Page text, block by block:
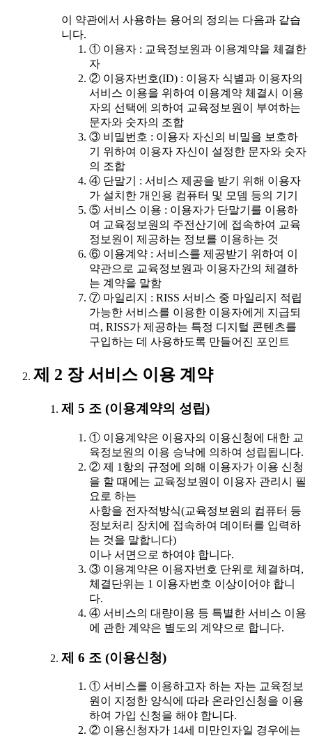
이 약관에서 사용하는 용어의 정의는 다음과 같습
니다.
① 이용자 : 교육정보원과 이용계약을 체결한
자
② 이용자번호(ID) : 이용자 식별과 이용자의
서비스 이용을 위하여 이용계약 체결시 이용
자의 선택에 의하여 교육정보원이 부여하는
문자와 숫자의 조합
③ 비밀번호 : 이용자 자신의 비밀을 보호하
기 위하여 이용자 자신이 설정한 문자와 숫자
의 조합
④ 단말기 : 서비스 제공을 받기 위해 이용자
가 설치한 개인용 컴퓨터 및 모뎀 등의 기기
⑤ 서비스 이용 : 이용자가 단말기를 이용하
여 교육정보원의 주전산기에 접속하여 교육
정보원이 제공하는 정보를 이용하는 것
⑥ 이용계약 : 서비스를 제공받기 위하여 이
약관으로 교육정보원과 이용자간의 체결하
는 계약을 말함
⑦ 마일리지 : RISS 서비스 중 마일리지 적립
가능한 서비스를 이용한 이용자에게 지급되
며, RISS가 제공하는 특정 디지털 콘텐츠를
구입하는 데 사용하도록 만들어진 포인트
제 2 장 서비스 이용 계약
제 5 조 (이용계약의 성립)
① 이용계약은 이용자의 이용신청에 대한 교
육정보원의 이용 승낙에 의하여 성립됩니다.
② 제 1항의 규정에 의해 이용자가 이용 신청
을 할 때에는 교육정보원이 이용자 관리시 필
요로 하는
사항을 전자적방식(교육정보원의 컴퓨터 등
정보처리 장치에 접속하여 데이터를 입력하
는 것을 말합니다)
이나 서면으로 하여야 합니다.
③ 이용계약은 이용자번호 단위로 체결하며,
체결단위는 1 이용자번호 이상이어야 합니
다.
④ 서비스의 대량이용 등 특별한 서비스 이용
에 관한 계약은 별도의 계약으로 합니다.
제 6 조 (이용신청)
① 서비스를 이용하고자 하는 자는 교육정보
원이 지정한 양식에 따라 온라인신청을 이용
하여 가입 신청을 해야 합니다.
② 이용신청자가 14세 미만인자일 경우에는